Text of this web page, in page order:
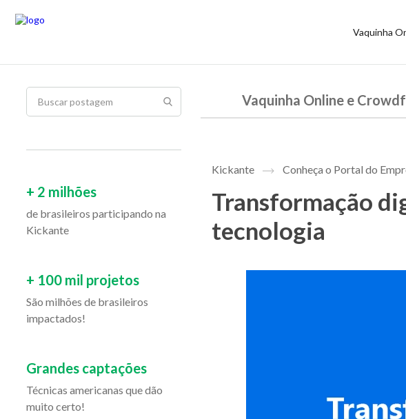
Vaquinha
Vaquinha Online e
Kickante Conheça o Portal do
Transformação
tecnologia
+ 2 milhões
de brasileiros participando na
Kickante
+ 100 mil projetos
São milhões de brasileiros
impactados!
Grandes captações
Técnicas americanas que dão
muito certo!